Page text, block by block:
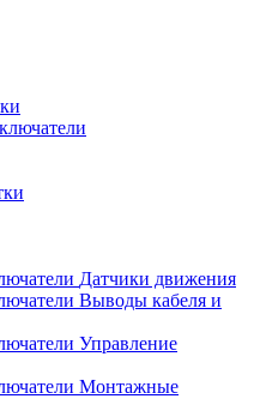
Датчики движения
Выводы кабеля и
Управление
Монтажные